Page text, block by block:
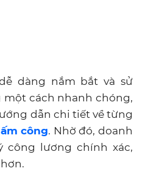
dàng nắm bắt và sử
cách nhanh chóng,
dẫn chi tiết về từng
công. Nhờ đó, doanh
công lương chính xác,